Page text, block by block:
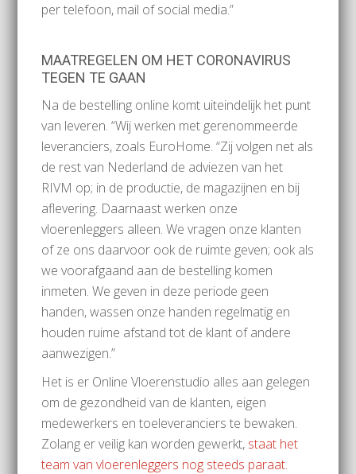
per telefoon, mail of social media.”
MAATREGELEN OM HET CORONAVIRUS
TEGEN TE GAAN
Na de bestelling online komt uiteindelijk het punt
van leveren. “Wij werken met gerenommeerde
leveranciers, zoals EuroHome. “Zij volgen net als
de rest van Nederland de adviezen van het
RIVM op; in de productie, de magazijnen en bij
aflevering. Daarnaast werken onze
vloerenleggers alleen. We vragen onze klanten
of ze ons daarvoor ook de ruimte geven; ook als
we voorafgaand aan de bestelling komen
inmeten. We geven in deze periode geen
handen, wassen onze handen regelmatig en
houden ruime afstand tot de klant of andere
aanwezigen.”
Het is er Online Vloerenstudio alles aan gelegen
om de gezondheid van de klanten, eigen
medewerkers en toeleveranciers te bewaken.
Zolang er veilig kan worden gewerkt, staat het
team van vloerenleggers nog steeds paraat.